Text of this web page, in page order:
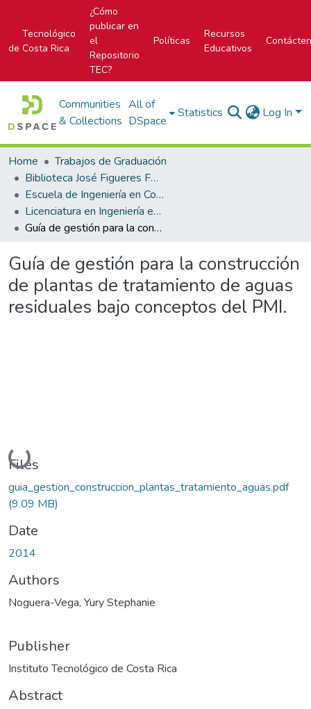
Tecnológico
de Costa Rica
¿Cómo
publicar en
el
Repositorio
TEC?
Políticas
Recursos
Educativos
Communities
& Collections
All of
DSpace
Statistics Log In
Home
Trabajos de Graduación
Biblioteca José Figueres Ferrer
Escuela de Ingeniería en Construcción
Licenciatura en Ingeniería en Construcción
Guía de gestión para la construcción de plantas de tratamiento de aguas residuales bajo conceptos del PMI.
Guía de gestión para la construcción
de plantas de tratamiento de aguas
residuales bajo conceptos del PMI.
Loading...
Files
guia_gestion_construccion_plantas_tratamiento_aguas.pdf
(9.09 MB)
Date
2014
Authors
Noguera-Vega, Yury Stephanie
Publisher
Instituto Tecnológico de Costa Rica
Abstract